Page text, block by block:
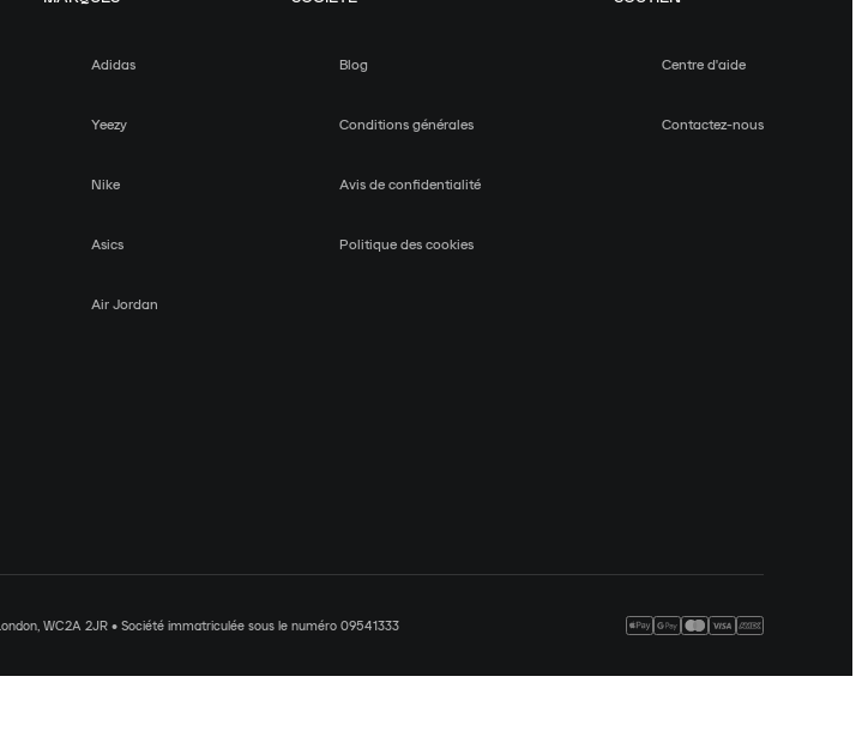
Adidas
Yeezy
Nike
Asics
Air Jordan
Blog
Conditions générales
Avis de confidentialité
Politique des cookies
Centre d'aide
Contactez-nous
WC2A 2JR • Société immatriculée sous le numéro 09541333